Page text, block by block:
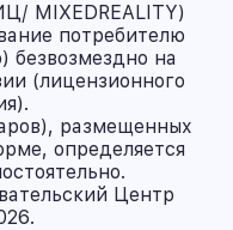
MIXEDREALITY)
потребителю
безвозмездно на
(лицензионного
размещенных
определяется
Центр